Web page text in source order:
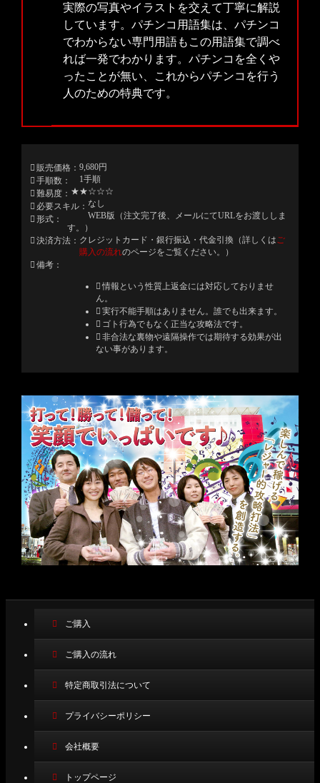
実際の写真やイラストを交えて丁寧に解説
しています。パチンコ用語集は、パチンコ
でわからない専門用語もこの用語集で調べ
れば一発でわかります。パチンコを全くや
ったことが無い、これからパチンコを行う
人のための特典です。
販売価格
9,680円
手順数
1手順
難易度
★★☆☆☆
必要スキル
なし
形式
WEB版（注文完了後、メールにてURLをお渡ししま
す。）
決済方法
クレジットカード・銀行振込・代金引換（詳しくはご
購入の流れのページをご覧ください。）
備考
情報という性質上返金には対応しておりませ
ん。
実行不能手順はありません。誰でも出来ます。
ゴト行為でもなく正当な攻略法です。
非合法な裏物や遠隔操作では期待する効果が出
ない事があります。
ご購入
ご購入の流れ
特定商取引法について
プライバシーポリシー
会社概要
トップページ